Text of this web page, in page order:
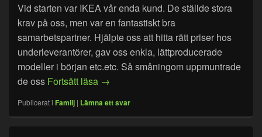
Vid starten var IKEA vår enda kund. De ställde stora
krav på oss, men var en fantastiskt bra
samarbetspartner. Hjälpte oss att hitta rätt priser hos
underleverantörer, gav oss enkla, lättproducerade
modeller i början etc.etc. Så småningom uppmuntrade
de oss Fortsätt läsa 22 maj 1975 startar produktionen!
→
Publicerat i Familj | Lämna ett svar